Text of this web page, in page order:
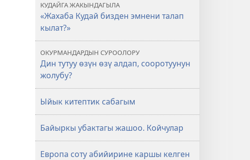
КУДАЙГА ЖАКЫНДАГЫЛА
«Жахаба Кудай бизден эмнени талап
кылат?»
ОКУРМАНДАРДЫН СУРООЛОРУ
Дин тутуу өзүн өзү алдап, сооротуунун
жолубу?
Ыйык китептик сабагым
Байыркы убактагы жашоо. Койчулар
Европа соту абийирине каршы келген